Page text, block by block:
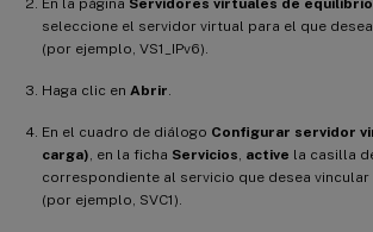
En la página Servidores virtuales de
seleccione el servidor virtual para el que
(por ejemplo, VS1_IPv6).
Haga clic en Abrir.
En el cuadro de diálogo Configurar servidor
carga), en la ficha Servicios, active la casilla
correspondiente al servicio que desea
(por ejemplo, SVC1).